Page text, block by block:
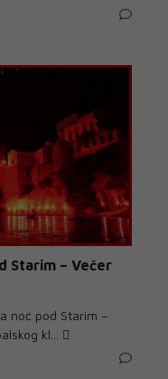
Starim – Večer
noć pod Starim –
kl...